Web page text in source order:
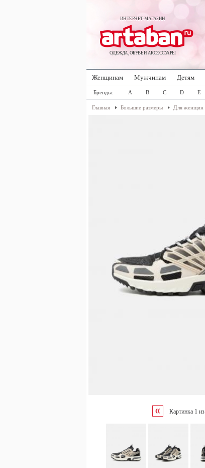
ИНТЕРНЕТ-МАГАЗИН
ОДЕЖДА, ОБУВЬ И АКСЕССУАРЫ
Женщинам Мужчинам Детям
Бренды: A B C D E
Главная Большие размеры Для женщин
Картинка 1 из